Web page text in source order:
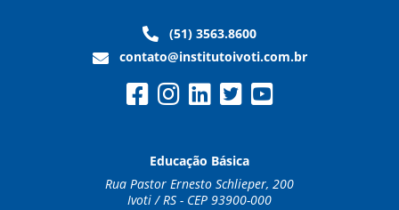
(51) 3563.8600
contato@institutoivoti.com.br
Educação Básica
Rua Pastor Ernesto Schlieper, 200
Ivoti / RS - CEP 93900-000